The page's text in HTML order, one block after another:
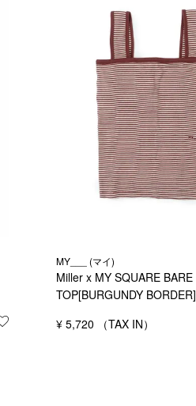
お気に入りに登録する
MY___ (マイ)
Miller x MY SQUARE BARE
TOP[BURGUNDY BORDER]
¥ 5,720